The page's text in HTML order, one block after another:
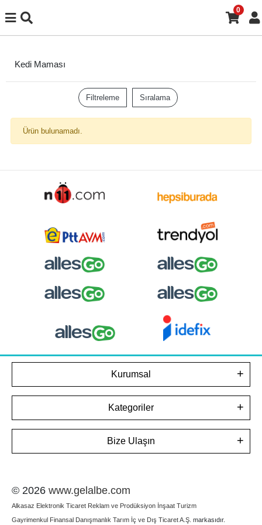
0
Kedi Maması
Filtreleme Sıralama
Ürün bulunamadı.
Kurumsal
Kategoriler
Bize Ulaşın
© 2026 www.gelalbe.com
Alkasaz Elektronik Ticaret Reklam ve Prodüksiyon İnşaat Turizm
Gayrimenkul Finansal Danışmanlık Tarım İç ve Dış Ticaret A.Ş. markasıdır.